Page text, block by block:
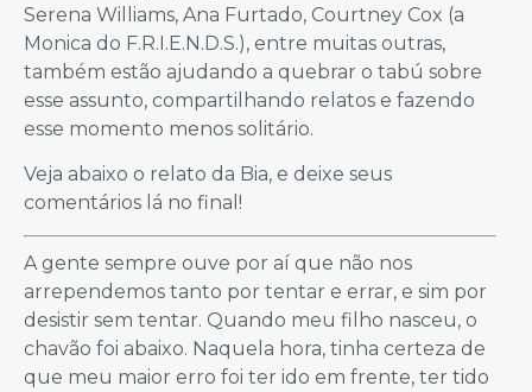
Serena Williams, Ana Furtado, Courtney Cox (a
Monica do F.R.I.E.N.D.S.), entre muitas outras,
também estão ajudando a quebrar o tabú sobre
esse assunto, compartilhando relatos e fazendo
esse momento menos solitário.
Veja abaixo o relato da Bia, e deixe seus
comentários lá no final!
A gente sempre ouve por aí que não nos
arrependemos tanto por tentar e errar, e sim por
desistir sem tentar. Quando meu filho nasceu, o
chavão foi abaixo. Naquela hora, tinha certeza de
que meu maior erro foi ter ido em frente, ter tido